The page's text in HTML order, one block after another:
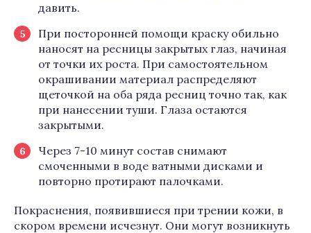
давить.
При посторонней помощи краску обильно
наносят на ресницы закрытых глаз, начиная
от точки их роста. При самостоятельном
окрашивании материал распределяют
щеточкой на оба ряда ресниц точно так, как
при нанесении туши. Глаза остаются
закрытыми.
Через 7-10 минут состав снимают
смоченными в воде ватными дисками и
повторно протирают палочками.
Покраснения, появившиеся при трении кожи, в
скором времени исчезнут. Они могут возникнуть